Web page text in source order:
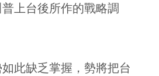
上台後所作的戰略調
此缺乏掌握，勢將把台